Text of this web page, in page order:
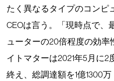
たく異なるタイプのコンピ
CEOは言う。「現時点で、
ューターの20倍程度の効率
イトマターは2021年5月に
終え、総調達額を1億1300万